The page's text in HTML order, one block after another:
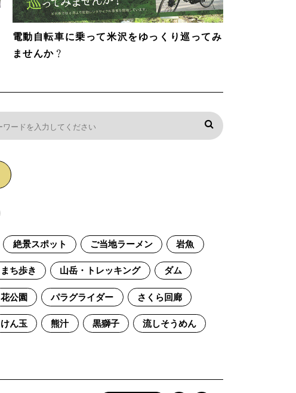
電動自転車に乗って米沢をゆっくり巡ってみ
ませんか？
絶景スポット ご当地ラーメン 岩魚
まち歩き 山岳・トレッキング ダム
花公園 パラグライダー さくら回廊
けん玉 熊汁 黒獅子 流しそうめん